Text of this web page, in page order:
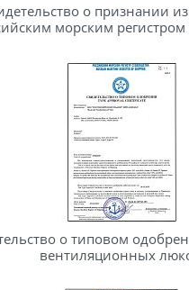
о признании
морским регистром
о типовом
вентиляционных